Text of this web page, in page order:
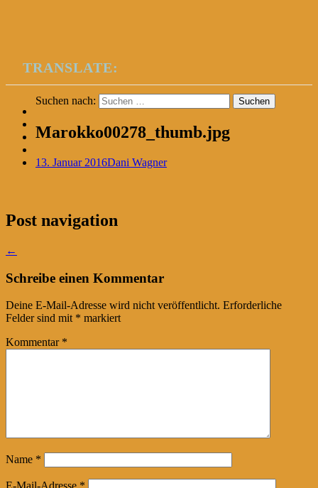
TRANSLATE:
Suchen nach:
Marokko00278_thumb.jpg
13. Januar 2016Dani Wagner
Post navigation
←
Schreibe einen Kommentar
Deine E-Mail-Adresse wird nicht veröffentlicht. Erforderliche
Felder sind mit * markiert
Kommentar *
Name *